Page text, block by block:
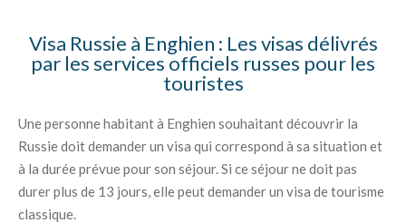
Visa Russie à Enghien : Les visas délivrés
par les services officiels russes pour les
touristes
Une personne habitant à Enghien souhaitant découvrir la
Russie doit demander un visa qui correspond à sa situation et
à la durée prévue pour son séjour. Si ce séjour ne doit pas
durer plus de 13 jours, elle peut demander un visa de tourisme
classique.